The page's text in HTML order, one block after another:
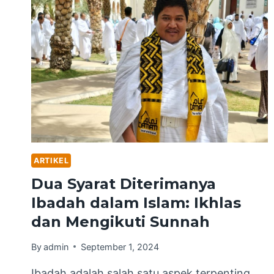
ARTIKEL
Dua Syarat Diterimanya
Ibadah dalam Islam: Ikhlas
dan Mengikuti Sunnah
Byadmin September 1, 2024